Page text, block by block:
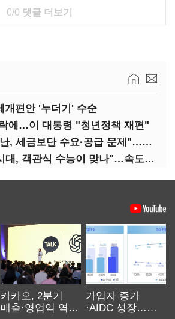
0/0 댓글 더보기
편안 '누더기' 수순
에…이 대통령 "청년정책 재편"
성기홍 "전월세난, 세금보단 수요·공급 문제"…닥공 시사
이 대통령 "AI 시대, 객관식 수능이 맞나"…속도전 '경계'
카카오, 2분기
매출·영업익 역대
가입자 증가
·AIDC 성장…